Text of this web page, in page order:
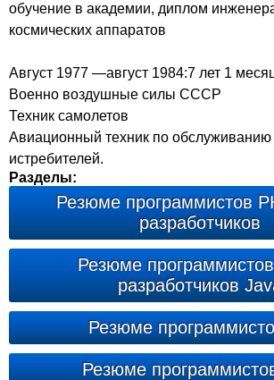
обучение в академии, диплом
космических аппаратов
Август 1977 —август 1984:7 лет 1
Военно воздушные силы CCCP
Техник самолетов
Авиационный техник по обслуживанию
истребителей.
Разделы:
Резюме программистов
разработчиков
Резюме
разработчиков
Резюме
Резюме